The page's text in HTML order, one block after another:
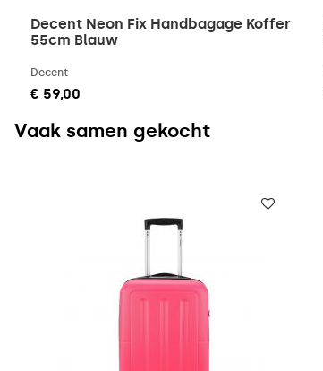
Decent Neon Fix Handbagage Koffer
55cm Blauw
Decent
€ 59,00
Vaak samen gekocht